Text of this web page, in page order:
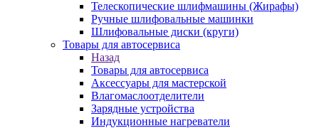
Телескопические шлифмашины (Жирафы)
Ручные шлифовальные машинки
Шлифовальные диски (круги)
Товары для автосервиса
Назад
Товары для автосервиса
Аксессуары для мастерской
Влагомаслоотделители
Зарядные устройства
Индукционные нагреватели